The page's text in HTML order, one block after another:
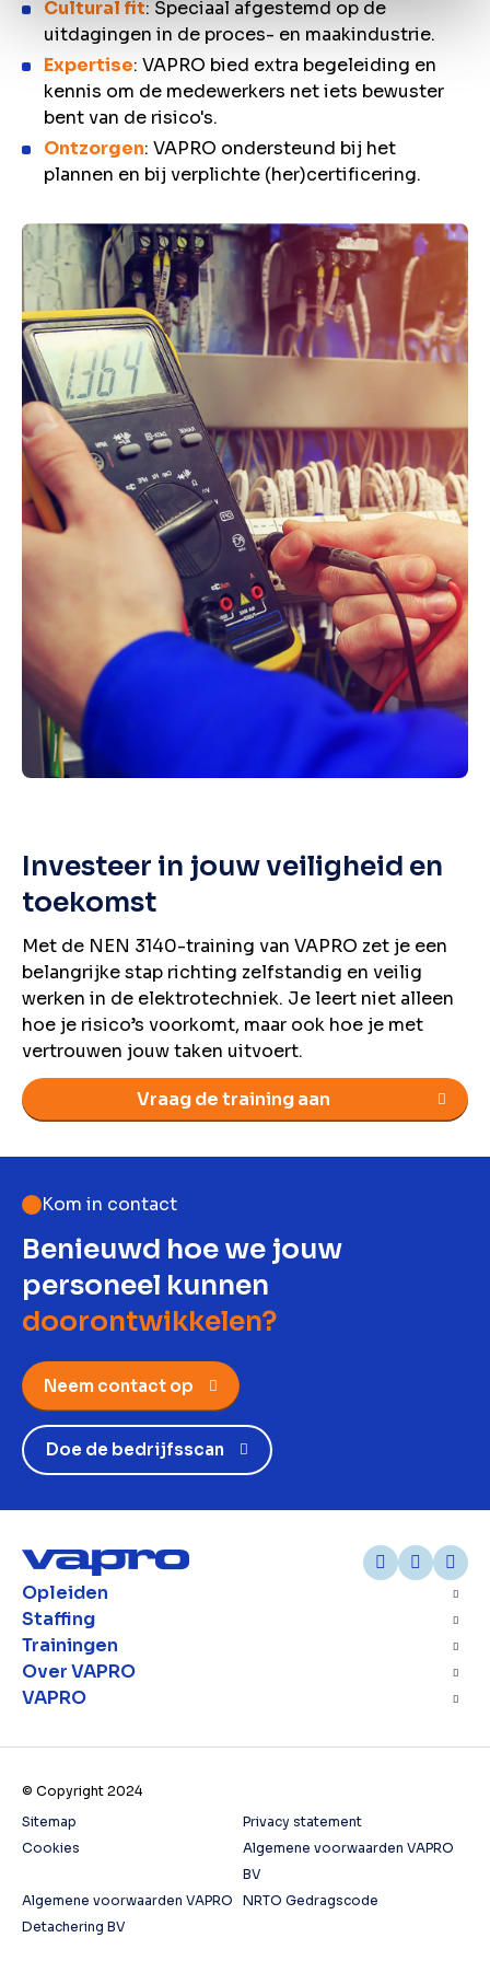
Cultural fit: Speciaal afgestemd op de
uitdagingen in de proces- en maakindustrie.
Expertise: VAPRO bied extra begeleiding en
kennis om de medewerkers net iets bewuster
bent van de risico's.
Ontzorgen: VAPRO ondersteund bij het
plannen en bij verplichte (her)certificering.
Investeer in jouw veiligheid en
toekomst
Met de NEN 3140-training van VAPRO zet je een
belangrijke stap richting zelfstandig en veilig
werken in de elektrotechniek. Je leert niet alleen
hoe je risico’s voorkomt, maar ook hoe je met
vertrouwen jouw taken uitvoert.
Vraag de training aan
Kom in contact
Benieuwd hoe we jouw
personeel kunnen
doorontwikkelen?
Neem contact op
Doe de bedrijfsscan
Opleiden
Staffing
Trainingen
Over VAPRO
VAPRO
© Copyright 2024
Sitemap
Privacy statement
Cookies
Algemene voorwaarden VAPRO
BV
Algemene voorwaarden VAPRO
Detachering BV
NRTO Gedragscode